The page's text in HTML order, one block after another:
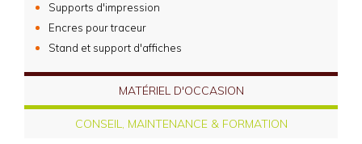
Supports d'impression
Encres pour traceur
Stand et support d'affiches
MATÉRIEL D'OCCASION
CONSEIL, MAINTENANCE & FORMATION